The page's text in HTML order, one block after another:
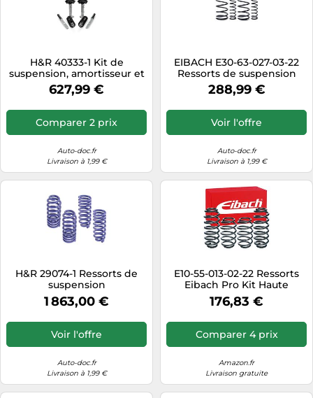
H&R 40333-1 Kit de
suspension, amortisseur et
ressort
627,99 €
Comparer 2 prix
Auto-doc.fr
Livraison à 1,99 €
EIBACH E30-63-027-03-22
Ressorts de suspension
288,99 €
Voir l'offre
Auto-doc.fr
Livraison à 1,99 €
H&R 29074-1 Ressorts de
suspension
1 863,00 €
Voir l'offre
Auto-doc.fr
Livraison à 1,99 €
E10-55-013-02-22 Ressorts
Eibach Pro Kit Haute
Performance
176,83 €
Comparer 4 prix
Amazon.fr
Livraison gratuite